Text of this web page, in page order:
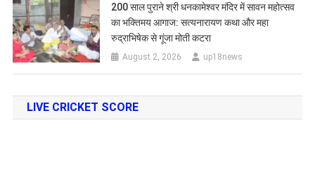
200 साल पुराने श्री धनकामेश्वर मंदिर में सावन महोत्सव
का भक्तिमय आगाज: सत्यनारायण कथा और महा
रुद्राभिषेक से गूंजा मोती कटरा
August 2, 2026 up18news
LIVE CRICKET SCORE